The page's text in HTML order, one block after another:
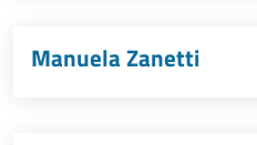
Manuela Zanetti